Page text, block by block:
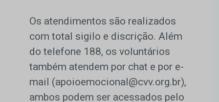
Os atendimentos são realizados
com total sigilo e discrição. Além
do telefone 188, os voluntários
também atendem por chat e por e-
mail (apoioemocional@cvv.org.br),
ambos podem ser acessados pelo